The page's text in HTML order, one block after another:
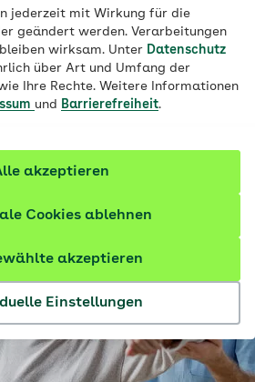
jederzeit mit Wirkung für die
geändert werden. Verarbeitungen
wirksam. Unter Datenschutz
über Art und Umfang der
Ihre Rechte. Weitere Informationen
und Barrierefreiheit.
Einstellungen
akzeptieren
Cookies ablehnen
akzeptieren